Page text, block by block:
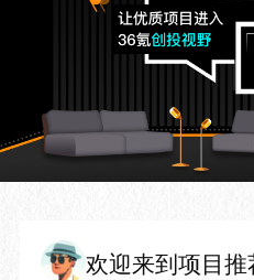
欢迎来到项目推